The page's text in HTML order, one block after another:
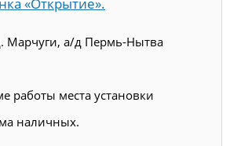
Марчуги, а/д Пермь-Нытва
работы места установки
наличных.